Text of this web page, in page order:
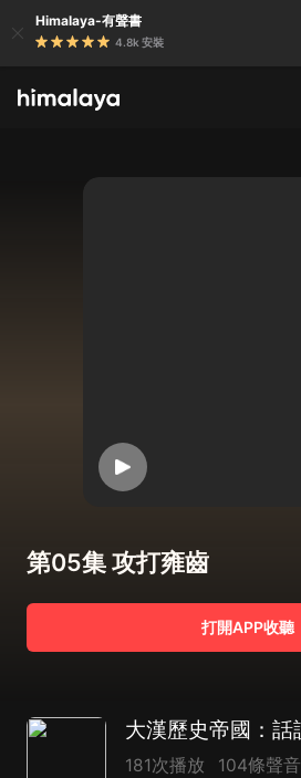
Himalaya-有聲書
4.8k 安裝
第05集 攻打雍齒
打開APP收聽
181次播放 104條聲音